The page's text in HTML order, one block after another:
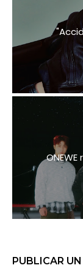
PUBLICAR